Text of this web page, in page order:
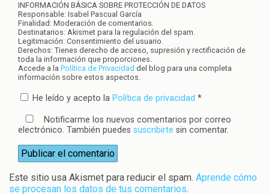
INFORMACIÓN BÁSICA SOBRE PROTECCIÓN DE DATOS
Responsable: Isabel Pascual García
Finalidad: Moderación de comentarios.
Destinatarios: Akismet para la regulación del spam.
Legitimación: Consentimiento del usuario.
Derechos: Tienes derecho de acceso, supresión y rectificación de
toda la información que proporciones.
Accede a la Política de Privacidad del blog para una completa
información sobre estos aspectos.
He leído y acepto la Política de privacidad *
Notificarme los nuevos comentarios por correo
electrónico. También puedes suscribirte sin comentar.
Este sitio usa Akismet para reducir el spam. Aprende cómo
se procesan los datos de tus comentarios.